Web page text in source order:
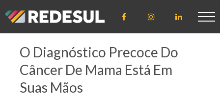
ÁREA DEACESSO
CLIENTE
O Diagnóstico Precoce Do
Câncer De Mama Está Em
Suas Mãos